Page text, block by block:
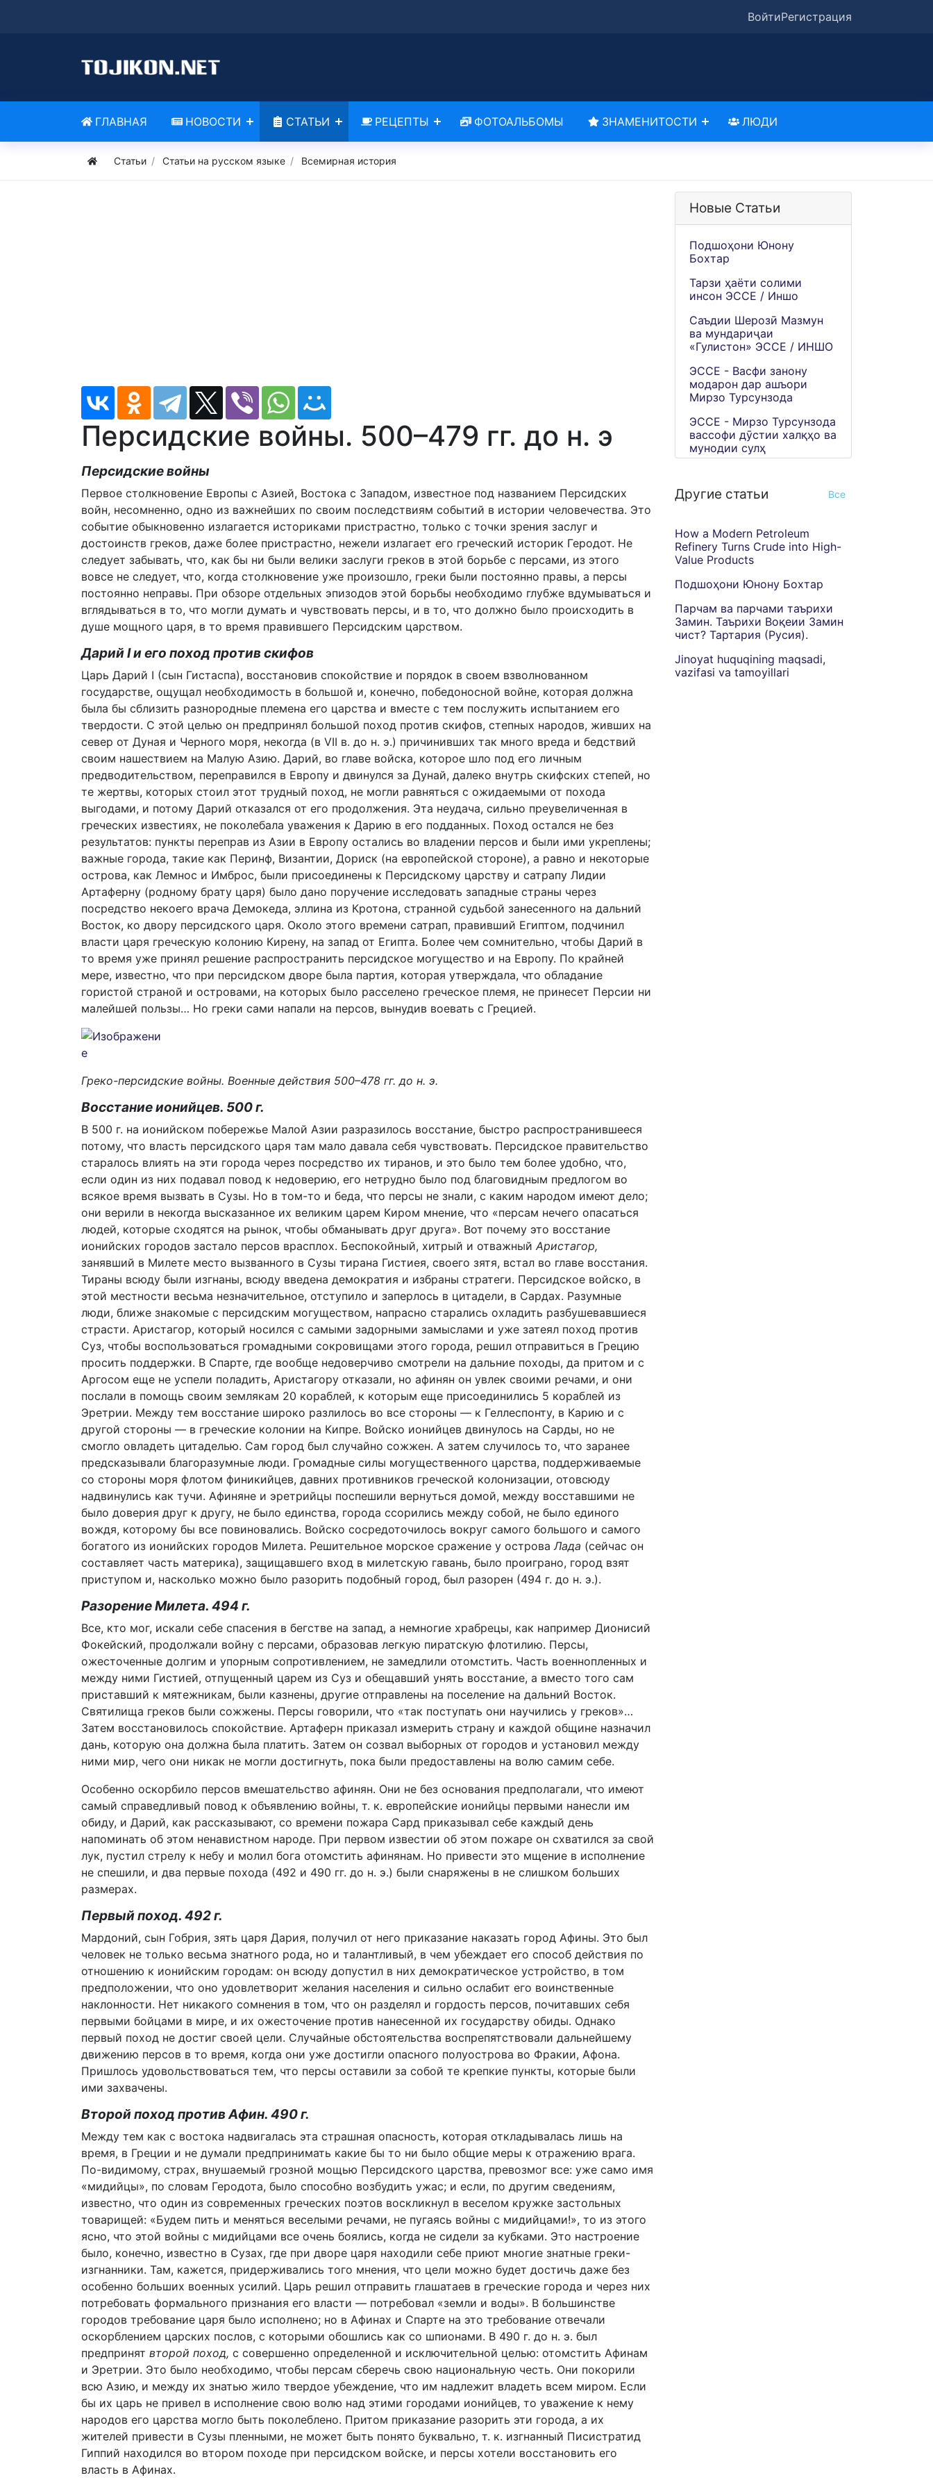
ВойтиРегистрация
ГЛАВНАЯ НОВОСТИ СТАТЬИ РЕЦЕПТЫ ФОТОАЛЬБОМЫ ЗНАМЕНИТОСТИ ЛЮДИ
Статьи Статьи на русском языке Всемирная история
Персидские войны. 500–479 гг. до н. э
Персидские войны
Первое столкновение Европы с Азией, Востока с Западом, известное под названием Персидских
войн, несомненно, одно из важнейших по своим последствиям событий в истории человечества. Это
событие обыкновенно излагается историками пристрастно, только с точки зрения заслуг и
достоинств греков, даже более пристрастно, нежели излагает его греческий историк Геродот. Не
следует забывать, что, как бы ни были велики заслуги греков в этой борьбе с персами, из этого
вовсе не следует, что, когда столкновение уже произошло, греки были постоянно правы, а персы
постоянно неправы. При обзоре отдельных эпизодов этой борьбы необходимо глубже вдумываться и
вглядываться в то, что могли думать и чувствовать персы, и в то, что должно было происходить в
душе мощного царя, в то время правившего Персидским царством.
Дарий I и его поход против скифов
Царь Дарий I (сын Гистаспа), восстановив спокойствие и порядок в своем взволнованном
государстве, ощущал необходимость в большой и, конечно, победоносной войне, которая должна
была бы сблизить разнородные племена его царства и вместе с тем послужить испытанием его
твердости. С этой целью он предпринял большой поход против скифов, степных народов, живших на
север от Дуная и Черного моря, некогда (в VII в. до н. э.) причинивших так много вреда и бедствий
своим нашествием на Малую Азию. Дарий, во главе войска, которое шло под его личным
предводительством, переправился в Европу и двинулся за Дунай, далеко внутрь скифских степей, но
те жертвы, которых стоил этот трудный поход, не могли равняться с ожидаемыми от похода
выгодами, и потому Дарий отказался от его продолжения. Эта неудача, сильно преувеличенная в
греческих известиях, не поколебала уважения к Дарию в его подданных. Поход остался не без
результатов: пункты переправ из Азии в Европу остались во владении персов и были ими укреплены;
важные города, такие как Перинф, Византии, Дориск (на европейской стороне), а равно и некоторые
острова, как Лемнос и Имброс, были присоединены к Персидскому царству и сатрапу Лидии
Артаферну (родному брату царя) было дано поручение исследовать западные страны через
посредство некоего врача Демокеда, эллина из Кротона, странной судьбой занесенного на дальний
Восток, ко двору персидского царя. Около этого времени сатрап, правивший Египтом, подчинил
власти царя греческую колонию Кирену, на запад от Египта. Более чем сомнительно, чтобы Дарий в
то время уже принял решение распространить персидское могущество и на Европу. По крайней
мере, известно, что при персидском дворе была партия, которая утверждала, что обладание
гористой страной и островами, на которых было расселено греческое племя, не принесет Персии ни
малейшей пользы… Но греки сами напали на персов, вынудив воевать с Грецией.
Греко-персидские войны. Военные действия 500–478 гг. до н. э.
Восстание ионийцев. 500 г.
В 500 г. на ионийском побережье Малой Азии разразилось восстание, быстро распространившееся
потому, что власть персидского царя там мало давала себя чувствовать. Персидское правительство
старалось влиять на эти города через посредство их тиранов, и это было тем более удобно, что,
если один из них подавал повод к недоверию, его нетрудно было под благовидным предлогом во
всякое время вызвать в Сузы. Но в том-то и беда, что персы не знали, с каким народом имеют дело;
они верили в некогда высказанное их великим царем Киром мнение, что «персам нечего опасаться
людей, которые сходятся на рынок, чтобы обманывать друг друга». Вот почему это восстание
ионийских городов застало персов врасплох. Беспокойный, хитрый и отважный Аристагор,
занявший в Милете место вызванного в Сузы тирана Гистиея, своего зятя, встал во главе восстания.
Тираны всюду были изгнаны, всюду введена демократия и избраны стратеги. Персидское войско, в
этой местности весьма незначительное, отступило и заперлось в цитадели, в Сардах. Разумные
люди, ближе знакомые с персидским могуществом, напрасно старались охладить разбушевавшиеся
страсти. Аристагор, который носился с самыми задорными замыслами и уже затеял поход против
Суз, чтобы воспользоваться громадными сокровищами этого города, решил отправиться в Грецию
просить поддержки. В Спарте, где вообще недоверчиво смотрели на дальние походы, да притом и с
Аргосом еще не успели поладить, Аристагору отказали, но афинян он увлек своими речами, и они
послали в помощь своим землякам 20 кораблей, к которым еще присоединились 5 кораблей из
Эретрии. Между тем восстание широко разлилось во все стороны — к Геллеспонту, в Карию и с
другой стороны — в греческие колонии на Кипре. Войско ионийцев двинулось на Сарды, но не
смогло овладеть цитаделью. Сам город был случайно сожжен. А затем случилось то, что заранее
предсказывали благоразумные люди. Громадные силы могущественного царства, поддерживаемые
со стороны моря флотом финикийцев, давних противников греческой колонизации, отовсюду
надвинулись как тучи. Афиняне и эретрийцы поспешили вернуться домой, между восставшими не
было доверия друг к другу, не было единства, города ссорились между собой, не было единого
вождя, которому бы все повиновались. Войско сосредоточилось вокруг самого большого и самого
богатого из ионийских городов Милета. Решительное морское сражение у островаЛада (сейчас он
составляет часть материка), защищавшего вход в милетскую гавань, было проиграно, город взят
приступом и, насколько можно было разорить подобный город, был разорен (494 г. до н. э.).
Разорение Милета. 494 г.
Все, кто мог, искали себе спасения в бегстве на запад, а немногие храбрецы, как например Дионисий
Фокейский, продолжали войну с персами, образовав легкую пиратскую флотилию. Персы,
ожесточенные долгим и упорным сопротивлением, не замедлили отомстить. Часть военнопленных и
между ними Гистией, отпущенный царем из Суз и обещавший унять восстание, а вместо того сам
приставший к мятежникам, были казнены, другие отправлены на поселение на дальний Восток.
Святилища греков были сожжены. Персы говорили, что «так поступать они научились у греков»…
Затем восстановилось спокойствие. Артаферн приказал измерить страну и каждой общине назначил
дань, которую она должна была платить. Затем он созвал выборных от городов и установил между
ними мир, чего они никак не могли достигнуть, пока были предоставлены на волю самим себе.
Особенно оскорбило персов вмешательство афинян. Они не без основания предполагали, что имеют
самый справедливый повод к объявлению войны, т. к. европейские ионийцы первыми нанесли им
обиду, и Дарий, как рассказывают, со времени пожара Сард приказывал себе каждый день
напоминать об этом ненавистном народе. При первом известии об этом пожаре он схватился за свой
лук, пустил стрелу к небу и молил бога отомстить афинянам. Но привести это мщение в исполнение
не спешили, и два первые похода (492 и 490 гг. до н. э.) были снаряжены в не слишком больших
размерах.
Первый поход. 492 г.
Мардоний, сын Гобрия, зять царя Дария, получил от него приказание наказать город Афины. Это был
человек не только весьма знатного рода, но и талантливый, в чем убеждает его способ действия по
отношению к ионийским городам: он всюду допустил в них демократическое устройство, в том
предположении, что оно удовлетворит желания населения и сильно ослабит его воинственные
наклонности. Нет никакого сомнения в том, что он разделял и гордость персов, почитавших себя
первыми бойцами в мире, и их ожесточение против нанесенной их государству обиды. Однако
первый поход не достиг своей цели. Случайные обстоятельства воспрепятствовали дальнейшему
движению персов в то время, когда они уже достигли опасного полуострова во Фракии, Афона.
Пришлось удовольствоваться тем, что персы оставили за собой те крепкие пункты, которые были
ими захвачены.
Второй поход против Афин. 490 г.
Между тем как с востока надвигалась эта страшная опасность, которая откладывалась лишь на
время, в Греции и не думали предпринимать какие бы то ни было общие меры к отражению врага.
По-видимому, страх, внушаемый грозной мощью Персидского царства, превозмог все: уже само имя
«мидийцы», по словам Геродота, было способно возбудить ужас; и если, по другим сведениям,
известно, что один из современных греческих поэтов воскликнул в веселом кружке застольных
товарищей: «Будем пить и меняться веселыми речами, не пугаясь войны с мидийцами!», то из этого
ясно, что этой войны с мидийцами все очень боялись, когда не сидели за кубками. Это настроение
было, конечно, известно в Сузах, где при дворе царя находили себе приют многие знатные греки-
изгнанники. Там, кажется, придерживались того мнения, что цели можно будет достичь даже без
особенно больших военных усилий. Царь решил отправить глашатаев в греческие города и через них
потребовать формального признания его власти — потребовал «земли и воды». В большинстве
городов требование царя было исполнено; но в Афинах и Спарте на это требование отвечали
оскорблением царских послов, с которыми обошлись как со шпионами. В 490 г. до н. э. был
предпринят второй поход, с совершенно определенной и исключительной целью: отомстить Афинам
и Эретрии. Это было необходимо, чтобы персам сберечь свою национальную честь. Они покорили
всю Азию, и между их знатью жило твердое убеждение, что им надлежит владеть всем миром. Если
бы их царь не привел в исполнение свою волю над этими городами ионийцев, то уважение к нему
народов его царства могло быть поколеблено. Притом приказание разорить эти города, а их
жителей привести в Сузы пленными, не может быть понято буквально, т. к. изгнанный Писистратид
Гиппий находился во втором походе при персидском войске, и персы хотели восстановить его
власть в Афинах.
Новые Статьи
Подшоҳони Юнону
Бохтар
Тарзи ҳаёти солими
инсон ЭССЕ / Иншо
Саъдии Шерозӣ Мазмун
ва мундариҷаи
«Гулистон» ЭССЕ / ИНШО
ЭССЕ - Васфи занону
модарон дар ашъори
Мирзо Турсунзода
ЭССЕ - Мирзо Турсунзода
вассофи дӯстии халқҳо ва
мунодии сулҳ
Другие статьи Все
How a Modern Petroleum
Refinery Turns Crude into High-
Value Products
Подшоҳони Юнону Бохтар
Парчам ва парчами таърихи
Замин. Таърихи Воқеии Замин
чист? Тартария (Русия).
Jinoyat huquqining maqsadi,
vazifasi va tamoyillari